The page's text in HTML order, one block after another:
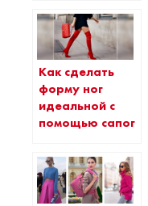
Как сделать
форму ног
идеальной с
помощью сапог